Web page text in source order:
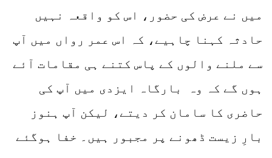
میں نے عرض کی حضور، اس کو واقعہ نہیں
حادثہ کہنا چاہیے، کہ اس عمر رواں میں آپ
سے ملنے والوں کے پاس کتنے ہی مقامات آئے
ہوں گے کہ وہ بارگاہ ایزدی میں آپ کی
حاضری کا سامان کر دیتے، لیکن آپ ہنوز
بارِ زیست ڈھونے پر مجبور ہیں۔ خفا ہوگئے